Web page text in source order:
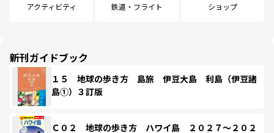
アクティビティ 鉄道・フライト ショップ
新刊ガイドブック
１５ 地球の歩き方 島旅 伊豆大島 利島（伊豆諸
島①）３訂版
Ｃ０２ 地球の歩き方 ハワイ島 ２０２７～２０２